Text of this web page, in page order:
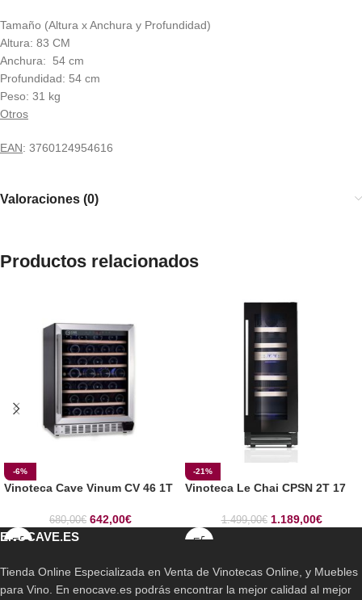
Tamaño (Altura x Anchura y Profundidad)
Altura: 83 CM
Anchura: 54 cm
Profundidad: 54 cm
Peso: 31 kg
Otros
EAN: 3760124954616
Valoraciones (0)
Productos relacionados
-6%
Vinoteca Cave Vinum CV 46 1T
680,00€ 642,00€
-21%
Vinoteca Le Chai CPSN 2T 17
1.499,00€ 1.189,00€
ENOCAVE.ES
Tienda Online Especializada en Venta de Vinotecas Online, y Muebles
para Vino. En enocave.es podrás encontrar la mejor calidad al mejor